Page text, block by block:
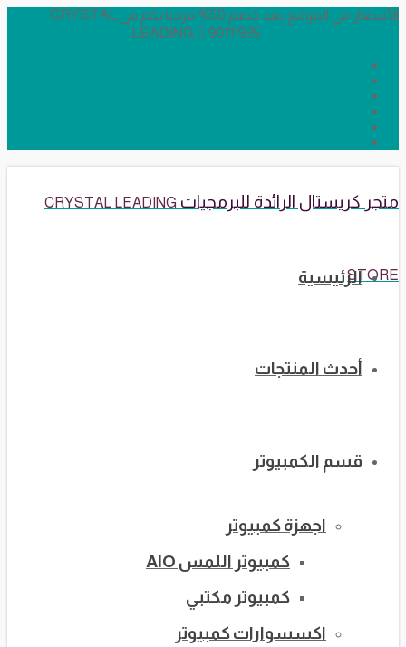
الأسعار في الموقع بعد خصم 50% مرحبا بكم في CRYSTAL
LEADING
90111935
متجر كريستال الرائدة للبرمجيات CRYSTAL LEADING
STOREالرئيسية
أحدث المنتجات
قسم الكمبيوتر
اجهزة كمبيوتر
كمبيوتر اللمس AIO
كمبيوتر مكتبي
اكسسوارات كمبيوتر